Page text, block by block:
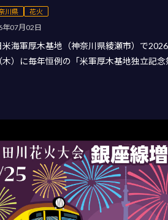
川県 花火
年07月02日
米海軍厚木基地（神奈川県綾瀬市）で
木）に毎年恒例の「米軍厚木基地独立記念